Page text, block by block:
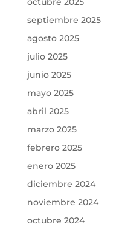
septiembre 2025
agosto 2025
julio 2025
junio 2025
mayo 2025
abril 2025
marzo 2025
febrero 2025
enero 2025
diciembre 2024
noviembre 2024
octubre 2024